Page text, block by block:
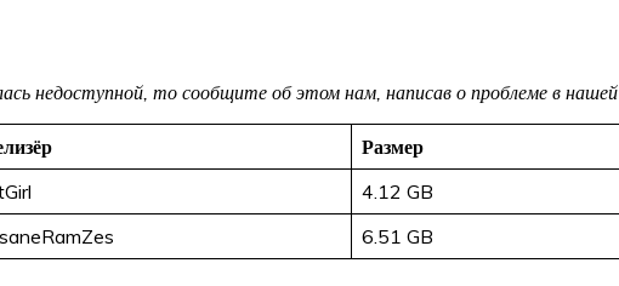
недоступной, то сообщите об этом нам, написав о проблеме в нашей
Размер
4.12 GB
6.51 GB